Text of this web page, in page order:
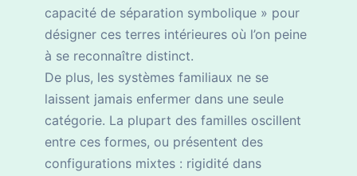
capacité de séparation symbolique » pour
désigner ces terres intérieures où l’on peine
à se reconnaître distinct.
De plus, les systèmes familiaux ne se
laissent jamais enfermer dans une seule
catégorie. La plupart des familles oscillent
entre ces formes, ou présentent des
configurations mixtes : rigidité dans